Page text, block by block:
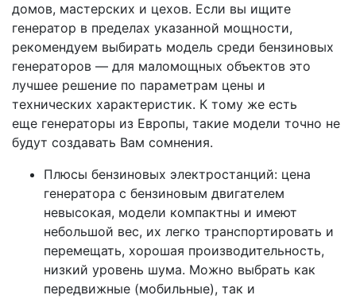
домов, мастерских и цехов. Если вы ищите
генератор в пределах указанной мощности,
рекомендуем выбирать модель среди бензиновых
генераторов — для маломощных объектов это
лучшее решение по параметрам цены и
технических характеристик. К тому же есть
еще генераторы из Европы, такие модели точно не
будут создавать Вам сомнения.
Плюсы бензиновых электростанций: цена
генератора с бензиновым двигателем
невысокая, модели компактны и имеют
небольшой вес, их легко транспортировать и
перемещать, хорошая производительность,
низкий уровень шума. Можно выбрать как
передвижные (мобильные), так и